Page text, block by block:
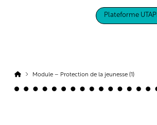
Plateforme UTAPI
Module – Protection de la jeunesse (1)